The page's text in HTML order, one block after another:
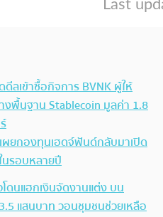
ลเข้าซื้อกิจการ BVNK ผู้ให้
งพื้นฐาน Stablecoin มูลค่า 1.8
ผยกองทุนเฮดจ์ฟันด์กลับมาเปิด
นรอบหลายปี
ดนแฮกเงินจัดงานแต่ง บน
แสนบาท วอนชุมชนช่วยเหลือ